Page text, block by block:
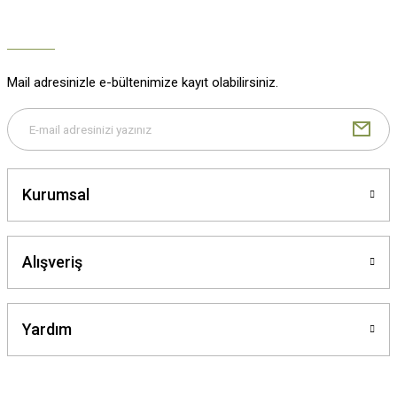
Mail adresinizle e-bültenimize kayıt olabilirsiniz.
Kurumsal
Alışveriş
Yardım